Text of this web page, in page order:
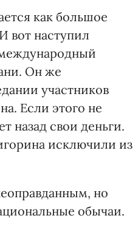
как большое
вот наступил
Он же
участников
Если этого не
назад свои деньги.
исключили из
но
обычаи.